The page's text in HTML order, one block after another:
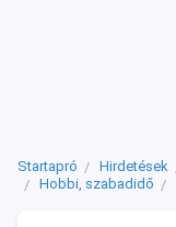
Startapró Hirdetések
Hobbi, szabadidő